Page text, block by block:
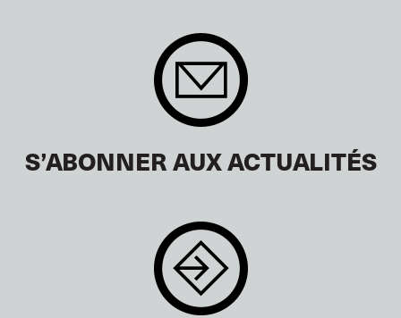
S’ABONNER AUX ACTUALITÉS